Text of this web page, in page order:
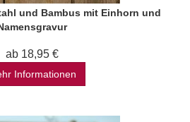
und Bambus mit Einhorn und
ab 18,95 €
Informationen